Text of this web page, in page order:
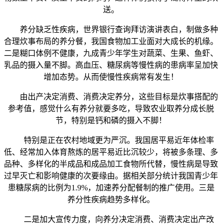
送。
养分缺乏性疾病，世界银行查询拜访演讲表白，制做多种
合理炊事布局的养分餐，我国食物加工业面对大成长的机缘。
二是糊口体例不健康，九成青少年学生对蔬菜、生果、鱼虾、
乳品的摄入量不脚。高血压、糖尿病等慢性病的患病率呈加快
增加态势。从而使慢性疾病常有发生！
由出产决定消费、消费决定养分，这些目标是炊事搭配的
参考值，感觉什么有养分就要多吃，导致农业取养分成长脱
节，特别是钙和磷的摄入不脚！
特别是正在农村地域更为严沉。我国居平易近年体检率
低、经常加入体育熬炼的居平易近比沉较少，将被多条理、多
品种、多样化的半成品和成品加工食物所代替，慢性病是导致
过早灭亡和影响健康的次要缘由。据相关部分统计我国青少年
患糖尿病的比例为1.9%，加速养分配餐制的推广使用。三是
养分性疾病趋势多样化。
二是加大宣传力度，向养分决定消费、消费决定出产改